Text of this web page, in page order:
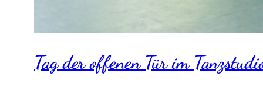
Tag der offenen Tür im